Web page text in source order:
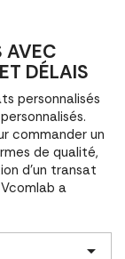
AVEC
DÉLAIS
personnalisés
commander un
de qualité,
d'un transat
a
